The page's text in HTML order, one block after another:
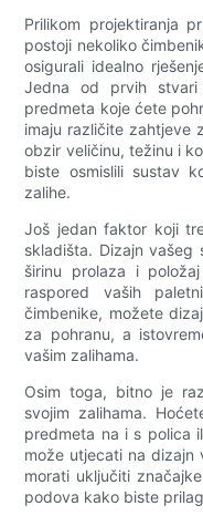
Prilikom projektiranja
postoji nekoliko
osigurali idealno
Jedna od prvih
predmeta koje ćete
imaju različite zahtjeve
obzir veličinu, težinu i
biste osmislili sustav
zalihe.
Još jedan faktor koji
skladišta. Dizajn vašeg
širinu prolaza i
raspored vaših
čimbenike, možete
za pohranu, a
vašim zalihama.
Osim toga, bitno je
svojim zalihama.
predmeta na i s polica
može utjecati na dizajn
morati uključiti
podova kako biste